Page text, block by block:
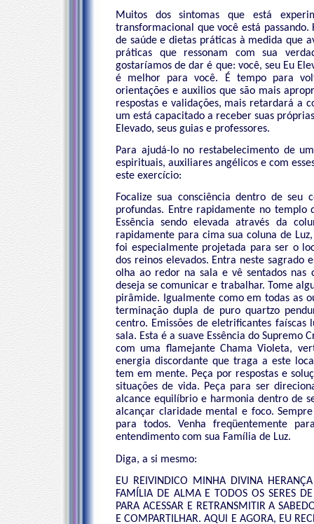
Muitos dos sintomas que está
transformacional que você está
de saúde e dietas práticas à medida que
práticas que ressonam com sua
gostaríamos de dar é que: você, seu Eu
é melhor para você. É tempo para
orientações e auxilios que são mais
respostas e validações, mais retardará a
um está capacitado a receber suas
Elevado, seus guias e professores.
Para ajudá-lo no restabelecimento de
espirituais, auxiliares angélicos e com
este exercício:
Focalize sua consciência dentro de seu
profundas. Entre rapidamente no templo
Essência sendo elevada através da
rapidamente para cima sua coluna de
foi especialmente projetada para ser o
dos reinos elevados. Entra neste sagrado
olha ao redor na sala e vê sentados nas
deseja se comunicar e trabalhar. Tome
pirâmide. Igualmente como em todas as
terminação dupla de puro quartzo
centro. Emissões de eletrificantes
sala. Esta é a suave Essência do Supremo
com uma flamejante Chama Violeta,
energia discordante que traga a este
tem em mente. Peça por respostas e
situações de vida. Peça para ser
alcance equilíbrio e harmonia dentro de
alcançar claridade mental e foco.
para todos. Venha freqüentemente
entendimento com sua Família de Luz.
Diga, a si mesmo:
EU REIVINDICO MINHA DIVINA
FAMÍLIA DE ALMA E TODOS OS SERES
PARA ACESSAR E RETRANSMITIR A
E COMPARTILHAR. AQUI E AGORA, EU